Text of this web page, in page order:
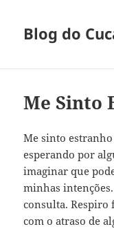
Blog do
Me Sinto
Me sinto
esperando por
imaginar que
minhas
consulta. Respiro
com o atraso de